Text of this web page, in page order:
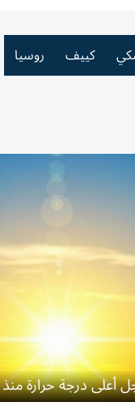
كييف روسيا
درجة حرارة منذ